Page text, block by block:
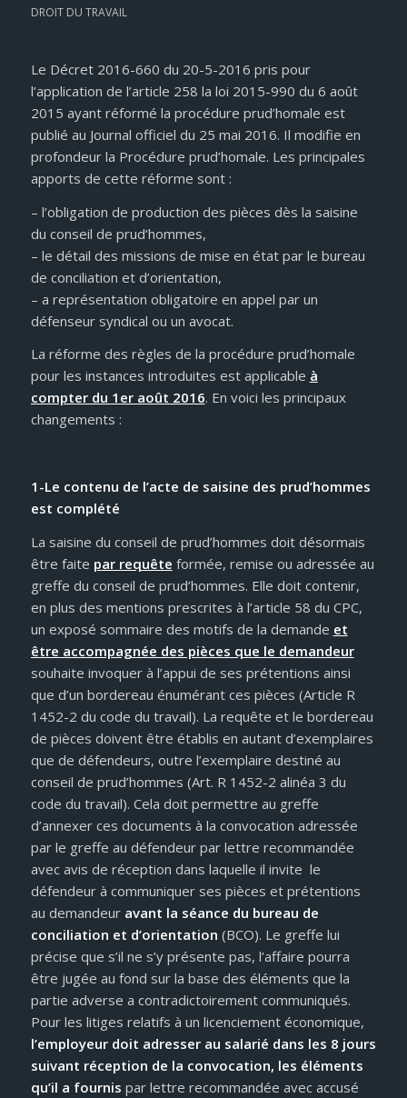
DROIT DU TRAVAIL
Le Décret 2016-660 du 20-5-2016 pris pour
l’application de l’article 258 la loi 2015-990 du 6 août
2015 ayant réformé la procédure prud’homale est
publié au Journal officiel du 25 mai 2016. Il modifie en
profondeur la Procédure prud’homale. Les principales
apports de cette réforme sont :
– l’obligation de production des pièces dès la saisine
du conseil de prud’hommes,
– le détail des missions de mise en état par le bureau
de conciliation et d’orientation,
– a représentation obligatoire en appel par un
défenseur syndical ou un avocat.
La réforme des règles de la procédure prud’homale
pour les instances introduites est applicable à
compter du 1er août 2016. En voici les principaux
changements :
1-Le contenu de l’acte de saisine des prud’hommes
est complété
La saisine du conseil de prud’hommes doit désormais
être faite par requête formée, remise ou adressée au
greffe du conseil de prud’hommes. Elle doit contenir,
en plus des mentions prescrites à l’article 58 du CPC,
un exposé sommaire des motifs de la demande et
être accompagnée des pièces que le demandeur
souhaite invoquer à l’appui de ses prétentions ainsi
que d’un bordereau énumérant ces pièces (Article R
1452-2 du code du travail). La requête et le bordereau
de pièces doivent être établis en autant d’exemplaires
que de défendeurs, outre l’exemplaire destiné au
conseil de prud’hommes (Art. R 1452-2 alinéa 3 du
code du travail). Cela doit permettre au greffe
d’annexer ces documents à la convocation adressée
par le greffe au défendeur par lettre recommandée
avec avis de réception dans laquelle il invite le
défendeur à communiquer ses pièces et prétentions
au demandeur avant la séance du bureau de
conciliation et d’orientation (BCO). Le greffe lui
précise que s’il ne s’y présente pas, l’affaire pourra
être jugée au fond sur la base des éléments que la
partie adverse a contradictoirement communiqués.
Pour les litiges relatifs à un licenciement économique,
l’employeur doit adresser au salarié dans les 8 jours
suivant réception de la convocation, les éléments
qu’il a fournis par lettre recommandée avec accusé